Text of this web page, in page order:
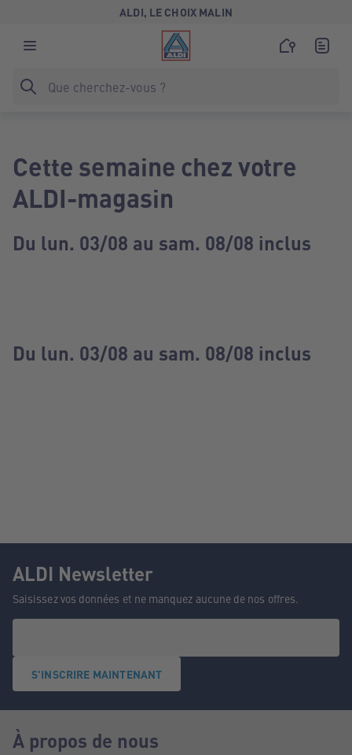
ALDI, LE CHOIX MALIN
Cette semaine chez votre
ALDI-magasin
Du lun. 03/08 au sam. 08/08 inclus
Du lun. 03/08 au sam. 08/08 inclus
ALDI Newsletter
Saisissez vos données et ne manquez aucune de nos offres.
S'INSCRIRE MAINTENANT
À propos de nous